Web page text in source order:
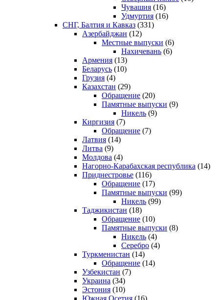
Чувашия (16)
Удмуртия (16)
СНГ, Балтия и Кавказ (331)
Азербайджан (12)
Местные выпуски (6)
Нахичевань (6)
Армения (13)
Беларусь (10)
Грузия (4)
Казахстан (29)
Обращение (20)
Памятные выпуски (9)
Никель (9)
Киргизия (7)
Обращение (7)
Латвия (14)
Литва (9)
Молдова (4)
Нагорно-Карабахская республика (14)
Приднестровье (116)
Обращение (17)
Памятные выпуски (99)
Никель (99)
Таджикистан (18)
Обращение (10)
Памятные выпуски (8)
Никель (4)
Серебро (4)
Туркменистан (14)
Обращение (14)
Узбекистан (7)
Украина (34)
Эстония (10)
Южная Осетия (16)